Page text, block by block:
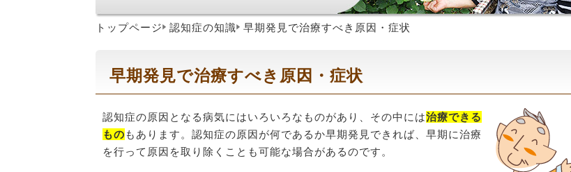
トップページ 認知症の知識 早期発見で治療すべき原因・症状
早期発見で治療すべき原因・症状
認知症の原因となる病気にはいろいろなものがあり、その中には治療できる
もの もあります。認知症の原因が何であるか早期発見できれば、早期に治療
を行って原因を取り除くことも可能な場合があるのです。